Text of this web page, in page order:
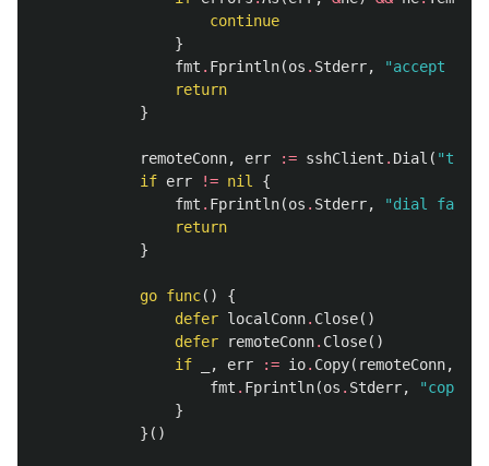
continue
}
fmt . Fprintln(os . Stderr,
"accept
return
}
remoteConn, err := sshClient . Dial ( "tcp"
if err != nil
{
fmt . Fprintln(os . Stderr,
"dial
return
}
go func()
{
defer localConn. Close()
defer
remoteConn. Close()
if
, err := io. Copy( remoteConn,
fmt . Fprintln(os . Stderr,
"copy
}
}()